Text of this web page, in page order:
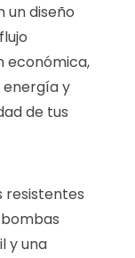
un diseño
económica,
energía y
de tus
resistentes
y una